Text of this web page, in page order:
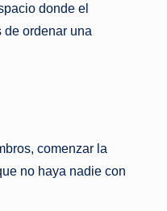
donde el
de ordenar una
comenzar la
no haya nadie con